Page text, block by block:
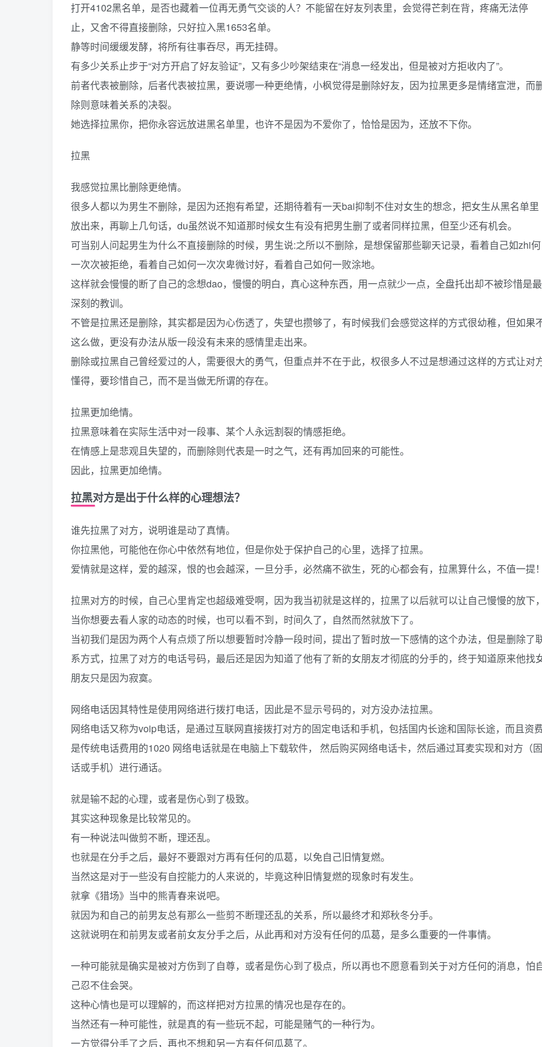
打开4102黑名单，是否也藏着一位再无勇气交谈的人？不能留在好友列表里，会觉得芒刺在背，疼痛无法停
止，又舍不得直接删除，只好拉入黑1653名单。
静等时间缓缓发酵，将所有往事吞尽，再无挂碍。
有多少关系止步于“对方开启了好友验证”，又有多少吵架结束在“消息一经发出，但是被对方拒收内了”。
前者代表被删除，后者代表被拉黑，要说哪一种更绝情，小枫觉得是删除好友，因为拉黑更多是情绪宣泄，而
除则意味着关系的决裂。
她选择拉黑你，把你永容远放进黑名单里，也许不是因为不爱你了，恰恰是因为，还放不下你。
拉黑
我感觉拉黑比删除更绝情。
很多人都以为男生不删除，是因为还抱有希望，还期待着有一天bai抑制不住对女生的想念，把女生从黑名单里
放出来，再聊上几句话，du虽然说不知道那时候女生有没有把男生删了或者同样拉黑，但至少还有机会。
可当别人问起男生为什么不直接删除的时候，男生说:之所以不删除，是想保留那些聊天记录，看着自己如zhi何
一次次被拒绝，看着自己如何一次次卑微讨好，看着自己如何一败涂地。
这样就会慢慢的断了自己的念想dao，慢慢的明白，真心这种东西，用一点就少一点，全盘托出却不被珍惜是最
深刻的教训。
不管是拉黑还是删除，其实都是因为心伤透了，失望也攒够了，有时候我们会感觉这样的方式很幼稚，但如果
这么做，更没有办法从版一段没有未来的感情里走出来。
删除或拉黑自己曾经爱过的人，需要很大的勇气，但重点并不在于此，权很多人不过是想通过这样的方式让对
懂得，要珍惜自己，而不是当做无所谓的存在。
拉黑更加绝情。
拉黑意味着在实际生活中对一段事、某个人永远割裂的情感拒绝。
在情感上是悲观且失望的，而删除则代表是一时之气，还有再加回来的可能性。
因此，拉黑更加绝情。
拉黑对方是出于什么样的心理想法？
谁先拉黑了对方，说明谁是动了真情。
你拉黑他，可能他在你心中依然有地位，但是你处于保护自己的心里，选择了拉黑。
爱情就是这样，爱的越深，恨的也会越深，一旦分手，必然痛不欲生，死的心都会有，拉黑算什么，不值一提
拉黑对方的时候，自己心里肯定也超级难受啊，因为我当初就是这样的，拉黑了以后就可以让自己慢慢的放下
当你想要去看人家的动态的时候，也可以看不到，时间久了，自然而然就放下了。
当初我们是因为两个人有点烦了所以想要暂时冷静一段时间，提出了暂时放一下感情的这个办法，但是删除了
系方式，拉黑了对方的电话号码，最后还是因为知道了他有了新的女朋友才彻底的分手的，终于知道原来他找
朋友只是因为寂寞。
网络电话因其特性是使用网络进行拨打电话，因此是不显示号码的，对方没办法拉黑。
网络电话又称为voip电话，是通过互联网直接拨打对方的固定电话和手机，包括国内长途和国际长途，而且资
是传统电话费用的1020 网络电话就是在电脑上下载软件， 然后购买网络电话卡，然后通过耳麦实现和对方（固
话或手机）进行通话。
就是输不起的心理，或者是伤心到了极致。
其实这种现象是比较常见的。
有一种说法叫做剪不断，理还乱。
也就是在分手之后，最好不要跟对方再有任何的瓜葛，以免自己旧情复燃。
当然这是对于一些没有自控能力的人来说的，毕竟这种旧情复燃的现象时有发生。
就拿《猎场》当中的熊青春来说吧。
就因为和自己的前男友总有那么一些剪不断理还乱的关系，所以最终才和郑秋冬分手。
这就说明在和前男友或者前女友分手之后，从此再和对方没有任何的瓜葛，是多么重要的一件事情。
一种可能就是确实是被对方伤到了自尊，或者是伤心到了极点，所以再也不愿意看到关于对方任何的消息，怕
己忍不住会哭。
这种心情也是可以理解的，而这样把对方拉黑的情况也是存在的。
当然还有一种可能性，就是真的有一些玩不起，可能是赌气的一种行为。
一方觉得分手了之后，再也不想和另一方有任何瓜葛了。